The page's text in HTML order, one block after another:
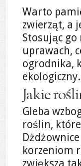
Warto
zwierząt, a
Stosując
uprawach,
ogrodnika,
ekologiczny.
Jakie
Gleba
roślin,
korzeniom
zwiększa